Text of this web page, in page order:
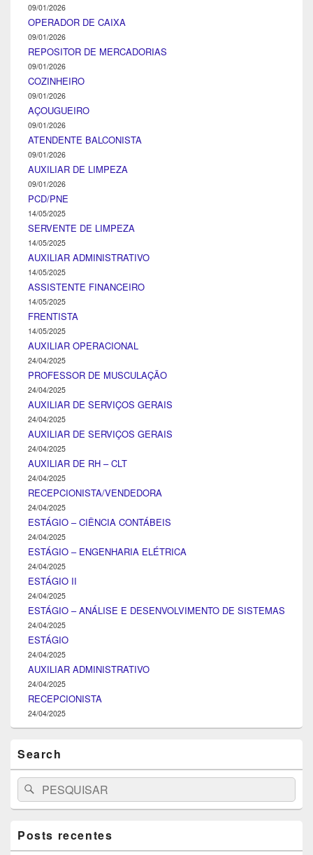
09/01/2026
OPERADOR DE CAIXA
09/01/2026
REPOSITOR DE MERCADORIAS
09/01/2026
COZINHEIRO
09/01/2026
AÇOUGUEIRO
09/01/2026
ATENDENTE BALCONISTA
09/01/2026
AUXILIAR DE LIMPEZA
09/01/2026
PCD/PNE
14/05/2025
SERVENTE DE LIMPEZA
14/05/2025
AUXILIAR ADMINISTRATIVO
14/05/2025
ASSISTENTE FINANCEIRO
14/05/2025
FRENTISTA
14/05/2025
AUXILIAR OPERACIONAL
24/04/2025
PROFESSOR DE MUSCULAÇÃO
24/04/2025
AUXILIAR DE SERVIÇOS GERAIS
24/04/2025
AUXILIAR DE SERVIÇOS GERAIS
24/04/2025
AUXILIAR DE RH – CLT
24/04/2025
RECEPCIONISTA/VENDEDORA
24/04/2025
ESTÁGIO – CIÊNCIA CONTÁBEIS
24/04/2025
ESTÁGIO – ENGENHARIA ELÉTRICA
24/04/2025
ESTÁGIO II
24/04/2025
ESTÁGIO – ANÁLISE E DESENVOLVIMENTO DE SISTEMAS
24/04/2025
ESTÁGIO
24/04/2025
AUXILIAR ADMINISTRATIVO
24/04/2025
RECEPCIONISTA
24/04/2025
Search
Search
for:
Pesquisar
Posts recentes